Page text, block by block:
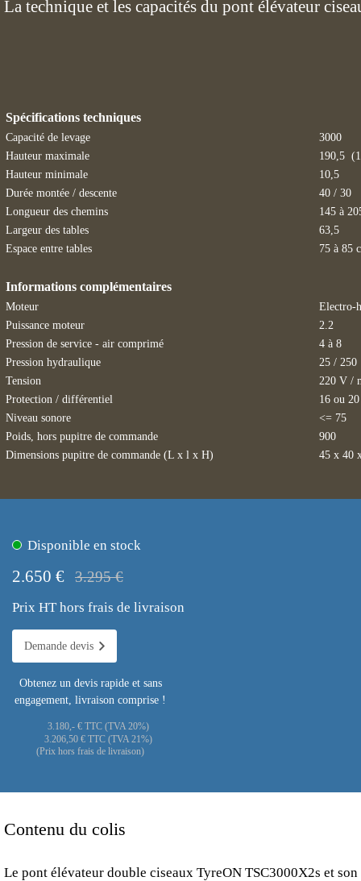
La technique et les capacités du pont élévateur
Spécifications techniques
Capacité de levage
3000
Hauteur maximale
190,5
Hauteur minimale
10,5
Durée montée / descente
40 / 30
Longueur des chemins
145 à
Largeur des tables
63,5
Espace entre tables
75 à 85
Informations complémentaires
Moteur
Electro-
Puissance moteur
2.2
Pression de service - air comprimé
4 à 8
Pression hydraulique
25 / 250
Tension
220 V /
Protection / différentiel
16 ou 20
Niveau sonore
<= 75
Poids, hors pupitre de commande
900
Dimensions pupitre de commande (L x l x H)
45 x 40
Disponible en stock
2.650 € 3.295 €
Prix HT hors frais de livraison
Demande devis
Obtenez un devis rapide et sans
engagement, livraison comprise !
3.180,- € TTC (TVA 20%)
3.206,50 € TTC (TVA 21%)
(Prix hors frais de livraison)
Contenu du colis
Le pont élévateur double ciseaux TyreON TSC3000X2s et son